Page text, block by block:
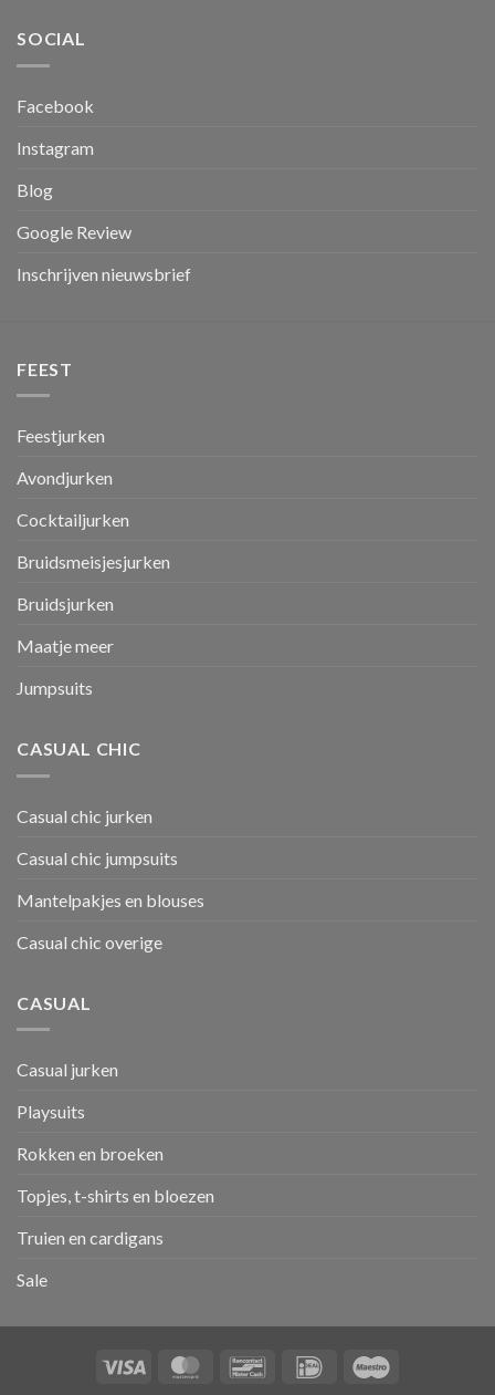
SOCIAL
Facebook
Instagram
Blog
Google Review
Inschrijven nieuwsbrief
FEEST
Feestjurken
Avondjurken
Cocktailjurken
Bruidsmeisjesjurken
Bruidsjurken
Maatje meer
Jumpsuits
CASUAL CHIC
Casual chic jurken
Casual chic jumpsuits
Mantelpakjes en blouses
Casual chic overige
CASUAL
Casual jurken
Playsuits
Rokken en broeken
Topjes, t-shirts en bloezen
Truien en cardigans
Sale
Visa MasterCardBancontactIDeal